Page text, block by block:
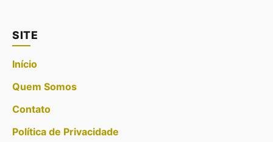
SITE
Início
Quem Somos
Contato
Política de Privacidade